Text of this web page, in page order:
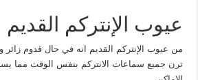
عيوب الإنتركم القديم
من عيوب الإنتركم القديم انه في حال قدوم
ترن جميع سماعات الانتركم بنفس الوقت مما